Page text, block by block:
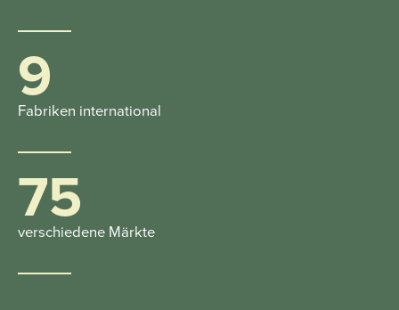
9
Fabriken international
75
verschiedene Märkte